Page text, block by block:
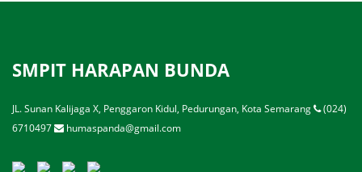
SMPIT HARAPAN BUNDA
JL. Sunan Kalijaga X, Penggaron Kidul, Pedurungan, Kota Semarang
(024)
6710497
humaspanda@gmail.com